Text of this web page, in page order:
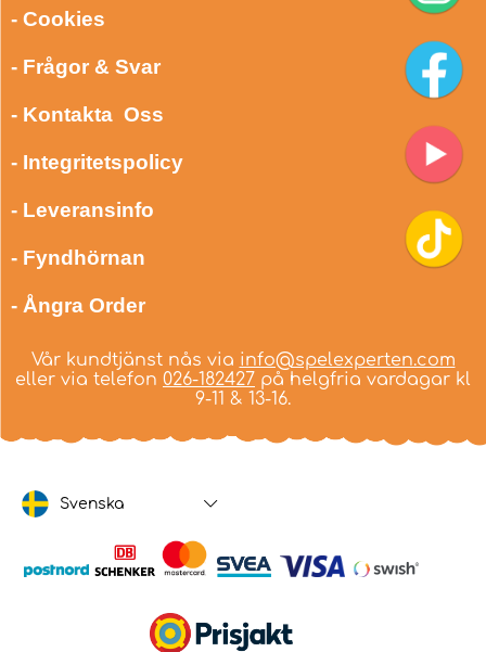
- Cookies
- Frågor & Svar
- Kontakta Oss
- Integritetspolicy
- Leveransinfo
- Fyndhörnan
- Ångra Order
Vår kundtjänst nås via info@spelexperten.com
eller via telefon 026-182427 på helgfria vardagar kl
9-11 & 13-16.
Svenska